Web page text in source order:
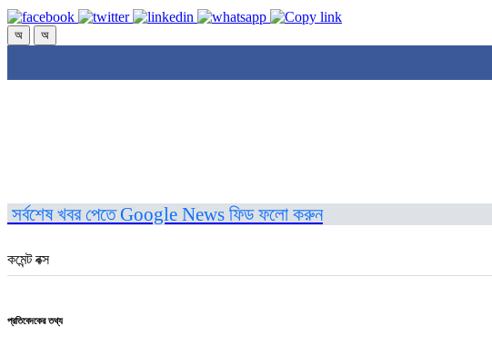
অ অ
সর্বশেষ খবর পেতে Google News ফিড ফলো করুন
কমেন্ট বক্স
প্রতিবেদকের তথ্য